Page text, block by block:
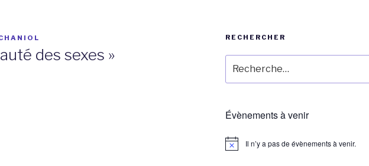
des sexes »
RECHERCHER
pour
:
Évènements à venir
Il n’y a pas de évènements à venir.